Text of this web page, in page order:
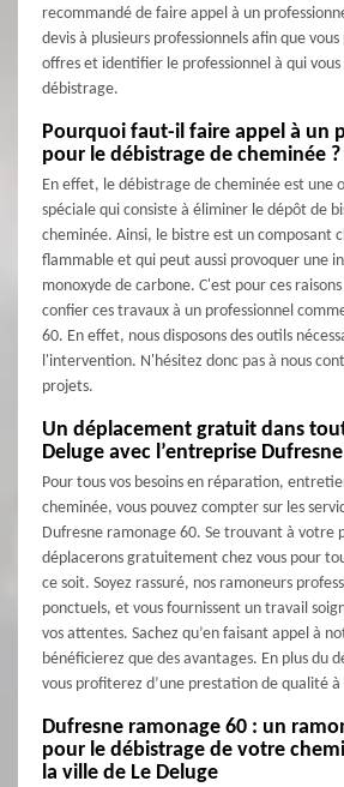
recommandé de faire appel à un
devis à plusieurs professionnels afin que
offres et identifier le professionnel à qui
débistrage.
Pourquoi faut-il faire appel à un
pour le débistrage de cheminée ?
En effet, le débistrage de cheminée est une
spéciale qui consiste à éliminer le dépôt de
cheminée. Ainsi, le bistre est un composant
flammable et qui peut aussi provoquer une
monoxyde de carbone. C'est pour ces
confier ces travaux à un professionnel
60. En effet, nous disposons des outils
l'intervention. N'hésitez donc pas à nous
projets.
Un déplacement gratuit dans
Deluge avec l’entreprise
Pour tous vos besoins en réparation,
cheminée, vous pouvez compter sur les
Dufresne ramonage 60. Se trouvant à votre
déplacerons gratuitement chez vous pour
ce soit. Soyez rassuré, nos ramoneurs
ponctuels, et vous fournissent un travail
vos attentes. Sachez qu’en faisant appel à
bénéficierez que des avantages. En plus du
vous profiterez d’une prestation de qualité
Dufresne ramonage 60 : un
pour le débistrage de votre
la ville de Le Deluge